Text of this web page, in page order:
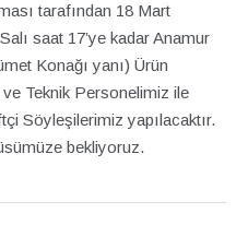
tarafından 18 Mart
saat 17’ye kadar Anamur
Konağı yanı) Ürün
ve Teknik Personelimiz ile
Söyleşilerimiz yapılacaktır.
bekliyoruz.